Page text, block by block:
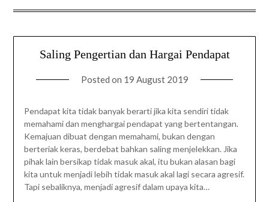
Saling Pengertian dan Hargai Pendapat
Posted on 19 August 2019
Pendapat kita tidak banyak berarti jika kita sendiri tidak
memahami dan menghargai pendapat yang bertentangan.
Kemajuan dibuat dengan memahami, bukan dengan
berteriak keras, berdebat bahkan saling menjelekkan. Jika
pihak lain bersikap tidak masuk akal, itu bukan alasan bagi
kita untuk menjadi lebih tidak masuk akal lagi secara agresif.
Tapi sebaliknya, menjadi agresif dalam upaya kita…